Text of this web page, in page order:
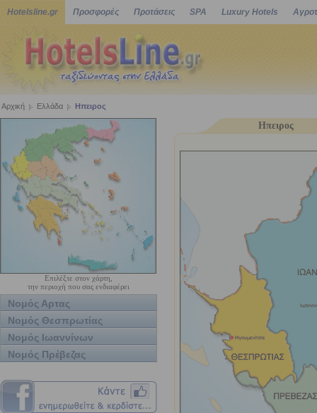
Hotelsline.gr Προσφορές Προτάσεις SPA Luxury Hotels
Αρχική Ελλάδα Ηπειρος
Επιλέξτε στον χάρτη,
την περιοχή που σας ενδιαφέρει
Νομός Αρτας
Νομός Θεσπρωτίας
Νομός Ιωαννίνων
Νομός Πρέβεζας
Ηπειρος